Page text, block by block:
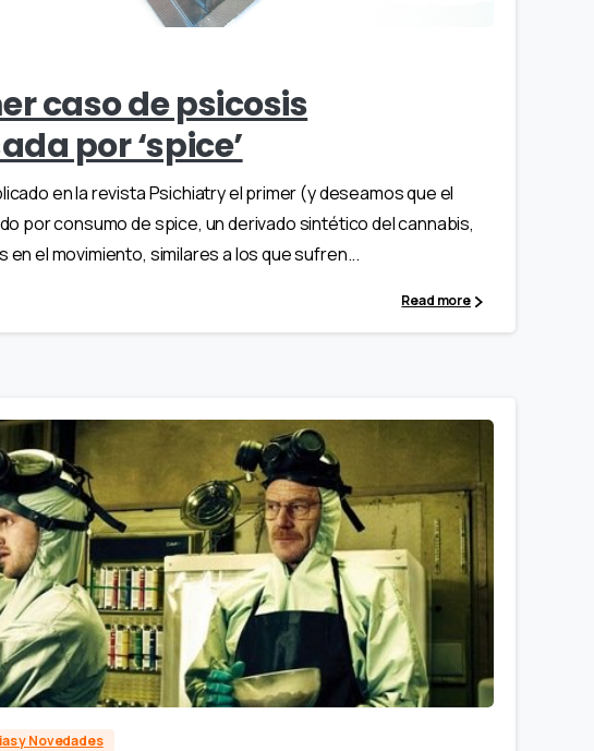
caso de psicosis
por ‘spice’
en la revista Psichiatry el primer (y deseamos que el
por consumo de spice, un derivado sintético del cannabis,
el movimiento, similares a los que sufren...
Read more
y Novedades